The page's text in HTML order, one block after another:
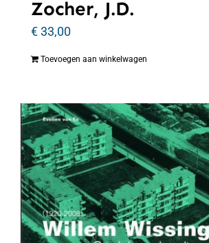
Zocher, J.D.
€33,00
Toevoegen aan winkelwagen